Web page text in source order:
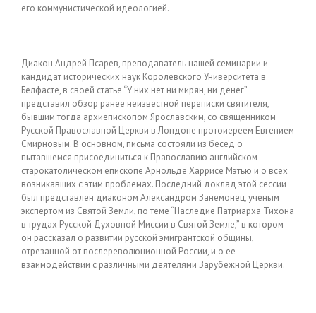
его коммунистической идеологией.
Диакон Андрей Псарев, преподаватель нашей семинарии и
кандидат исторических наук Королевского Университета в
Белфасте, в своей статье “У них нет ни мирян, ни денег”
представил обзор ранее неизвестной переписки святителя,
бывшим тогда архиепископом Ярославским, со священником
Русской Православной Церкви в Лондоне протоиереем Евгением
Смирновым. В основном, письма состояли из бесед о
пытавшемся присоединиться к Православию английском
старокатолическом епископе Арнольде Харрисе Мэтью и о всех
возникавших с этим проблемах. Последний доклад этой сессии
был представлен диаконом Александром Занемонец, ученым
экспертом из Святой Земли, по теме “Наследие Патриарха Тихона
в трудах Русской Духовной Миссии в Святой Земле,” в котором
он рассказал о развитии русской эмигрантской общины,
отрезанной от послереволюционной России, и о ее
взаимодействии с различными деятелями Зарубежной Церкви.